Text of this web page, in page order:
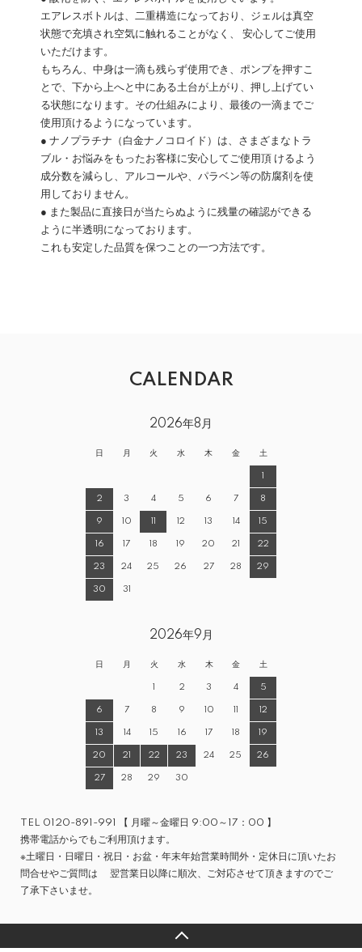
エアレスボトルは、二重構造になっており、ジェルは真空
状態で充填され空気に触れることがなく、 安心してご使用
いただけます。
もちろん、中身は一滴も残らず使用でき、ポンプを押すこ
とで、下から上へと中にある土台が上がり、押し上げてい
る状態になります。その仕組みにより、最後の一滴までご
使用頂けるようになっています。
● ナノプラチナ（白金ナノコロイド）は、さまざまなトラ
ブル・お悩みをもったお客様に安心してご使用頂 けるよう
成分数を減らし、アルコールや、パラベン等の防腐剤を使
用しておりません。
● また製品に直接日が当たらぬように残量の確認ができる
ように半透明になっております。
これも安定した品質を保つことの一つ方法です。
CALENDAR
2026年8月
日 月 火 水 木 金 土
1
2 3 4 5 6 7 8
9 10 11 12 13 14 15
16 17 18 19 20 21 22
23 24 25 26 27 28 29
30 31
2026年9月
日 月 火 水 木 金 土
1 2 3 4 5
6 7 8 9 10 11 12
13 14 15 16 17 18 19
20 21 22 23 24 25 26
27 28 29 30
TEL 0120-891-991 【 月曜～金曜日 9:00～17：00 】
携帯電話からでもご利用頂けます。
※土曜日・日曜日・祝日・お盆・年末年始営業時間外・定休日に頂いたお
問合せやご質問は 翌営業日以降に順次、ご対応させて頂きますのでご
了承下さいませ。